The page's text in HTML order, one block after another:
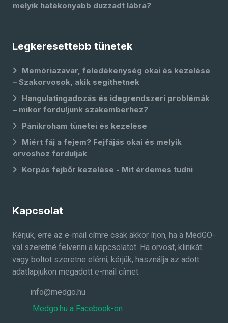
melyik hatékonyabb duzzadt lábra?
Legkeresettebb tünetek
Memóriazavar, feledékenység okai és kezelése
– Szakorvosok, akik segíthetnek
Hangulatingadozás és idegrendszeri problémák
– mikor forduljunk szakemberhez?
Pánikroham tünetei és kezelése
Miért fáj a fejem? Fejfájás okai és melyik
orvoshoz forduljak
Korpás fejbőr kezelése - Mit érdemes tudni
Kapcsolat
Kérjük, erre az e-mail címre csak akkor írjon, ha a MedGO-
val szeretné felvenni a kapcsolatot. Ha orvost, klinikát
vagy boltot szeretne elérni, kérjük, használja az adott
adatlapjukon megadott e-mail címet.
info@medgo.hu
Medgo.hu a Facebook-on